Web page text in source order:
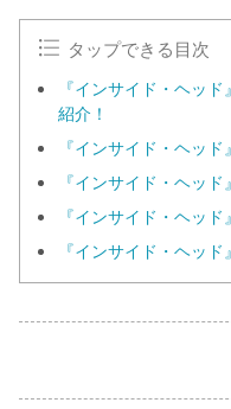
タップできる目次
『インサイド・ヘッ
紹介！
『インサイド・ヘッ
『インサイド・ヘッ
『インサイド・ヘッ
『インサイド・ヘッ